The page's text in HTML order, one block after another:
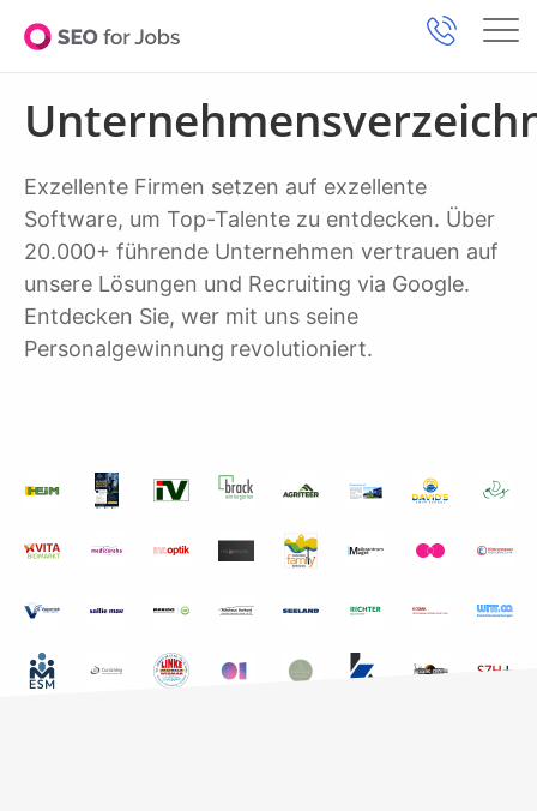
Exzellente Firmen setzen auf exzellente
Software, um Top-Talente zu entdecken. Über
20.000+ führende Unternehmen vertrauen auf
unsere Lösungen und Recruiting via Google.
Entdecken Sie, wer mit uns seine
Personalgewinnung revolutioniert.